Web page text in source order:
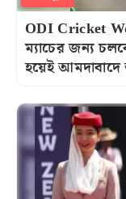
ODI Cricket
ম্যাচের জন্য
হয়েই